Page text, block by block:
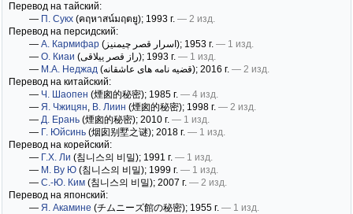
Перевод на тайский:
— П. Сукх (คฤหาสน์มฤตยู); 1993 г. — 2 изд.
Перевод на персидский:
— А. Кармифар (اسرار قصر چیمنیز); 1953 г. — 1 изд.
— О. Киаи (راز قصر ییلاقی); 1993 г. — 1 изд.
— М.А. Неджад (قضیه نامه های عاشقانه); 2016 г. — 2 изд.
Перевод на китайский:
— Ч. Шаопен (煙囪的秘密); 1985 г. — 4 изд.
— Я. Чжицян, В. Лиин (煙囪的秘密); 1998 г. — 2 изд.
— Д. Ерань (煙囪的秘密); 2010 г. — 1 изд.
— Г. Юйсинь (烟囱别墅之谜); 2018 г. — 1 изд.
Перевод на корейский:
— Г.Х. Ли (침니스의 비밀); 1991 г. — 1 изд.
— М. Ву Ю (침니스의 비밀); 1999 г. — 1 изд.
— С.-Ю. Ким (침니스의 비밀); 2007 г. — 2 изд.
Перевод на японский:
— Я. Акамине (チムニーズ館の秘密); 1955 г. — 1 изд.